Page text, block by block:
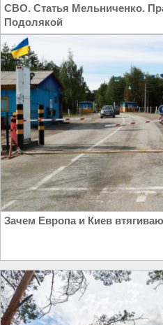
СВО. Статья Мельниченко.
Подолякой
Зачем Европа и Киев